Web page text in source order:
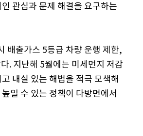
관심과 문제 해결을 요구하는
배출가스 5등급 차량 운행 제한,
. 지난해 5월에는 미세먼지 저감
내실 있는 해법을 적극 모색해
일 수 있는 정책이 다방면에서